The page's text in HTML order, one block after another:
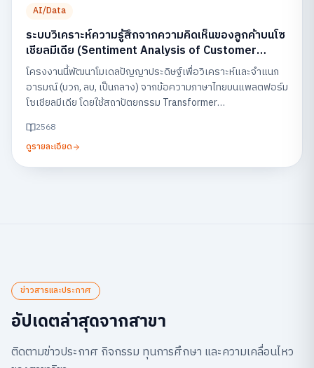
AI/Data
ระบบวิเคราะห์ความรู้สึกจากความคิดเห็นของลูกค้าบนโซ
เชียลมีเดีย (Sentiment Analysis of Customer
Feedback on Social Media)
โครงงานนี้พัฒนาโมเดลปัญญาประดิษฐ์เพื่อวิเคราะห์และจำแนก
อารมณ์ (บวก, ลบ, เป็นกลาง) จากข้อความภาษาไทยบนแพลตฟอร์ม
โซเชียลมีเดีย โดยใช้สถาปัตยกรรม Transformer
ธุรกิจสามารถเข้าใจเสียงตอบรับของลูกค้าและนำไปปรับปรุง
บริการได้อย่างรวดเร็ว
2568
ดูรายละเอียด
ข่าวสารและประกาศ
อัปเดตล่าสุดจากสาขา
ติดตามข่าวประกาศ กิจกรรม ทุนการศึกษา และความเคลื่อนไหว